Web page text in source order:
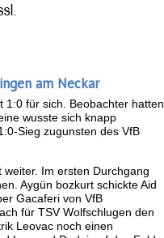
am Neckar
1:0 für sich. Beobachter hatten
wusste sich knapp
Sieg zugunsten des VfB
Im ersten Durchgang
Aygün bozkurt schickte Aid
Gacaferi von VfB
für TSV Wolfschlugen den
Leovac noch einen